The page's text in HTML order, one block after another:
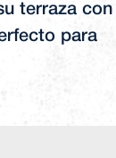
terraza con
para